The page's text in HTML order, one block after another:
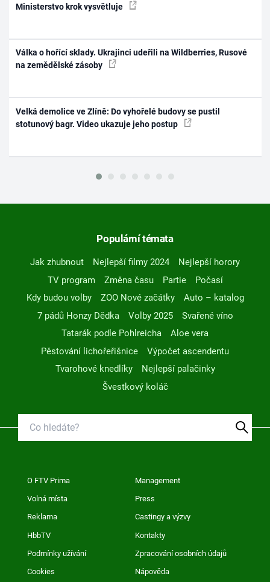
Ministerstvo krok vysvětluje
Válka o hořící sklady. Ukrajinci udeřili na Wildberries, Rusové
na zemědělské zásoby
Velká demolice ve Zlíně: Do vyhořelé budovy se pustil
stotunový bagr. Video ukazuje jeho postup
Populární témata
Jak zhubnout Nejlepší filmy 2024
Nejlepší horory
TV program
Změna času Partie
Počasí
Kdy budou volby
ZOO Nové začátky
Auto – katalog
7 pádů Honzy Dědka
Volby 2025
Svařené víno
Tatarák podle Pohlreicha
Aloe vera
Pěstování lichořeřišnice
Výpočet ascendentu
Tvarohové knedlíky
Nejlepší palačinky
Švestkový koláč
O FTV Prima Management
Volná místa Press
Reklama Castingy a výzvy
HbbTV Kontakty
Podmínky užívání Zpracování osobních údajů
Cookies Nápověda